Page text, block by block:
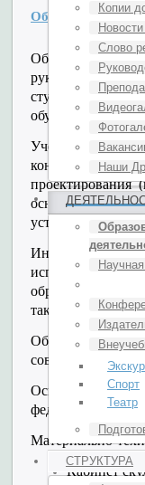
Копии
Слово
Наши
Спорт
Театр
СТРУКТУРА
Образовательная
руководящего,
студента в
обучаемых.
Учебные занятия
контрольных,
проектирования
основной
устанавливать
Институт путем
использования
также опасных
совета
Основные
федеральными
Материально-
Кабинет